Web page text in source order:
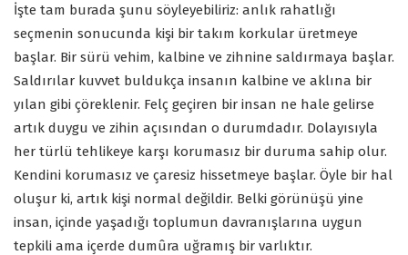
İşte tam burada şunu söyleyebiliriz: anlık rahatlığı
seçmenin sonucunda kişi bir takım korkular üretmeye
başlar. Bir sürü vehim, kalbine ve zihnine saldırmaya başlar.
Saldırılar kuvvet buldukça insanın kalbine ve aklına bir
yılan gibi çöreklenir. Felç geçiren bir insan ne hale gelirse
artık duygu ve zihin açısından o durumdadır. Dolayısıyla
her türlü tehlikeye karşı korumasız bir duruma sahip olur.
Kendini korumasız ve çaresiz hissetmeye başlar. Öyle bir hal
oluşur ki, artık kişi normal değildir. Belki görünüşü yine
insan, içinde yaşadığı toplumun davranışlarına uygun
tepkili ama içerde dumûra uğramış bir varlıktır.